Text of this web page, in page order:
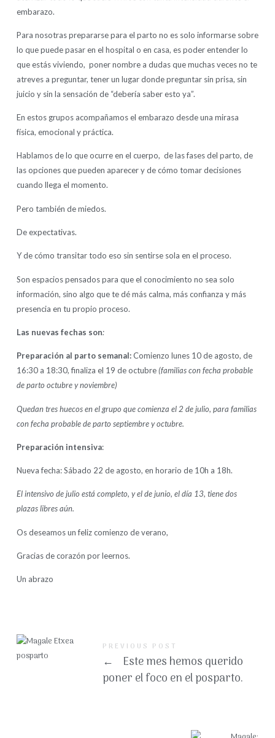
embarazo.
Para nosotras prepararse para el parto no es solo informarse sobre
lo que puede pasar en el hospital o en casa, es poder entender lo
que estás viviendo, poner nombre a dudas que muchas veces no te
atreves a preguntar, tener un lugar donde preguntar sin prisa, sin
juicio y sin la sensación de “debería saber esto ya”.
En estos grupos acompañamos el embarazo desde una mirasa
física, emocional y práctica.
Hablamos de lo que ocurre en el cuerpo, de las fases del parto, de
las opciones que pueden aparecer y de cómo tomar decisiones
cuando llega el momento.
Pero también de miedos.
De expectativas.
Y de cómo transitar todo eso sin sentirse sola en el proceso.
Son espacios pensados para que el conocimiento no sea solo
información, sino algo que te dé más calma, más confianza y más
presencia en tu propio proceso.
Las nuevas fechas son:
Preparación al parto semanal:Comienzo lunes 10 de agosto, de
16:30 a 18:30, finaliza el 19 de octubre(familias con fecha probable
de parto octubre y noviembre)
Quedan tres huecos en el grupo que comienza el 2 de julio, para familias
con fecha probable de parto septiembre y octubre.
Preparación intensiva:
Nueva fecha: Sábado 22 de agosto, en horario de 10h a 18h.
El intensivo de julio está completo, y el de junio, el día 13, tiene dos
plazas libres aún.
Os deseamos un feliz comienzo de verano,
Gracias de corazón por leernos.
Un abrazo
PREVIOUS POST
←
Este mes hemos querido
poner el foco en el posparto.